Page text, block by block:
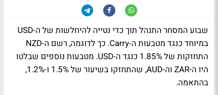
שבוע המסחר התנהל תוך כדי נטייה להיחלשות של ה-USD
במיוחד כנגד מטבעות ה-Carry. כך לדוגמה, רשם ה-NZD
התחזקות של 1.85% כנגד ה-USD. מטבעות נוספים שבלטו
היו ה-ZAR וה-AUD, שהתחזקו בשיעור של 1.5% ו-1.2%,
בהתאמה.